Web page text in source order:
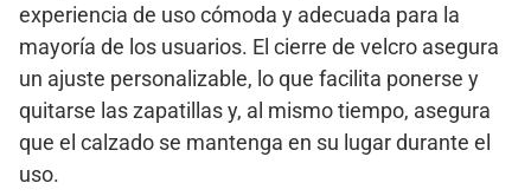
experiencia de uso cómoda y adecuada para la
mayoría de los usuarios. El cierre de velcro asegura
un ajuste personalizable, lo que facilita ponerse y
quitarse las zapatillas y, al mismo tiempo, asegura
que el calzado se mantenga en su lugar durante el
uso.